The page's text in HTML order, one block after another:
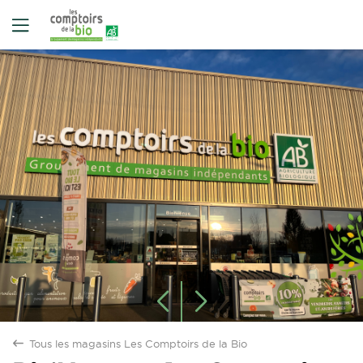
back Tous les magasins Les Comptoirs de la Bio
Oui Non